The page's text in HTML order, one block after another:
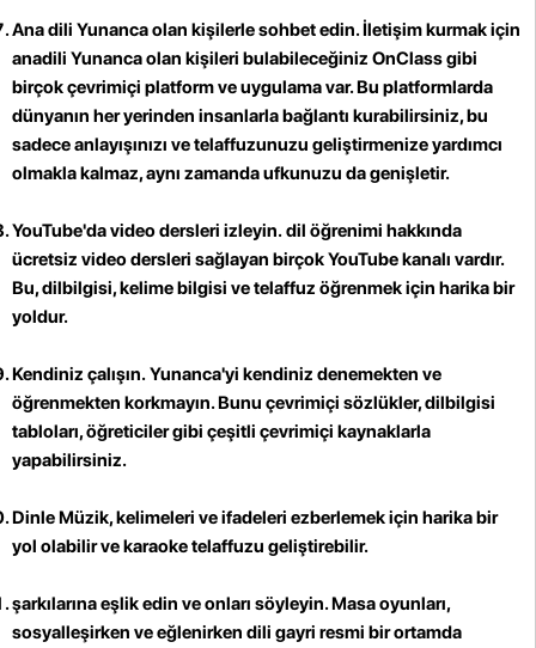
Ana dili Yunanca olan kişilerle sohbet edin. İletişim kurmak için
anadili Yunanca olan kişileri bulabileceğiniz OnClass gibi
birçok çevrimiçi platform ve uygulama var. Bu platformlarda
dünyanın her yerinden insanlarla bağlantı kurabilirsiniz, bu
sadece anlayışınızı ve telaffuzunuzu geliştirmenize yardımcı
olmakla kalmaz, aynı zamanda ufkunuzu da genişletir.
YouTube'da video dersleri izleyin.dil öğrenimi hakkında
ücretsiz video dersleri sağlayan birçok YouTube kanalı vardır.
Bu, dilbilgisi, kelime bilgisi ve telaffuz öğrenmek için harika bir
yoldur.
Kendiniz çalışın.Yunanca'yi kendiniz denemekten ve
öğrenmekten korkmayın. Bunu çevrimiçi sözlükler, dilbilgisi
tabloları, öğreticiler gibi çeşitli çevrimiçi kaynaklarla
yapabilirsiniz.
Dinle Müzik, kelimeleri ve ifadeleri ezberlemek için harika bir
yol olabilir ve karaoke telaffuzu geliştirebilir.
şarkılarına eşlik edin ve onları söyleyin.Masa oyunları,
sosyalleşirken ve eğlenirken dili gayri resmi bir ortamda